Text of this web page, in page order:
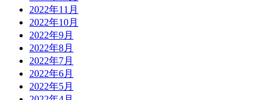
2022年11月
2022年10月
2022年9月
2022年8月
2022年7月
2022年6月
2022年5月